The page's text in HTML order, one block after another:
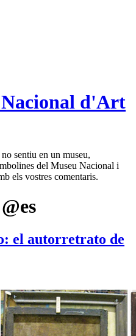
d'Art
sentiu en un museu,
del Museu Nacional i
els vostres comentaris.
el autorretrato de